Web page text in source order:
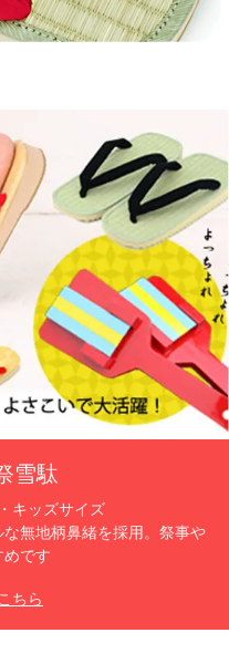
雪駄
キッズサイズ
無地柄鼻緒を採用。祭事や
です
ちら